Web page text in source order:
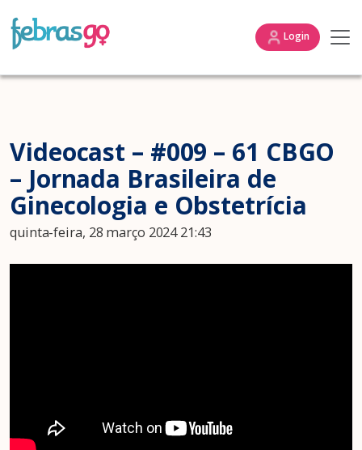
Login
Videocast – #009 – 61 CBGO
– Jornada Brasileira de
Ginecologia e Obstetrícia
quinta-feira, 28 março 2024 21:43